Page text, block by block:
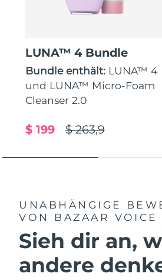
LUNA™ 4 Bundle
Bundle enthält: LUNA™ 4
und LUNA™ Micro-Foam
Cleanser 2.0
$ 263,9
$ 199
UNABHÄNGIGE
VON BAZAAR VOICE
Sieh dir an,
andere